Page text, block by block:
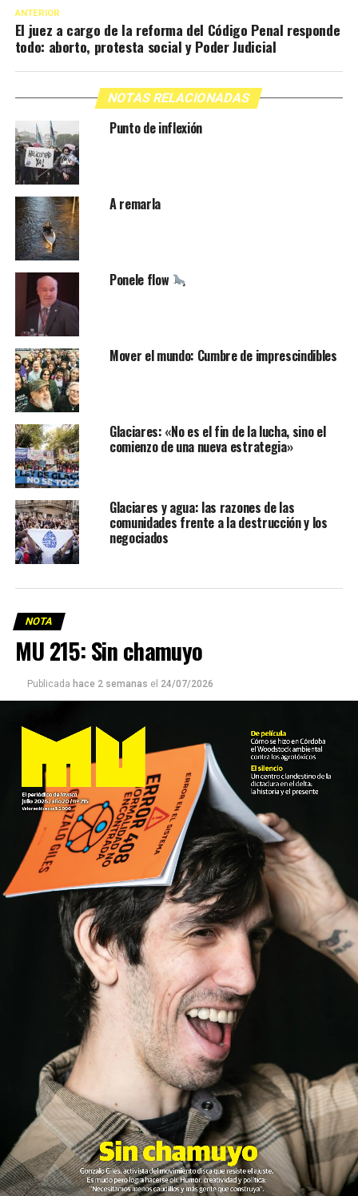
ANTERIOR
El juez a cargo de la reforma del Código Penal responde
todo: aborto, protesta social y Poder Judicial
NOTAS RELACIONADAS
Punto de inflexión
A remarla
Ponele flow
Mover el mundo: Cumbre de imprescindibles
Glaciares: «No es el fin de la lucha, sino el
comienzo de una nueva estrategia»
Glaciares y agua: las razones de las
comunidades frente a la destrucción y los
negociados
NOTA
MU 215: Sin chamuyo
Publicada hace 2 semanas el 24/07/2026